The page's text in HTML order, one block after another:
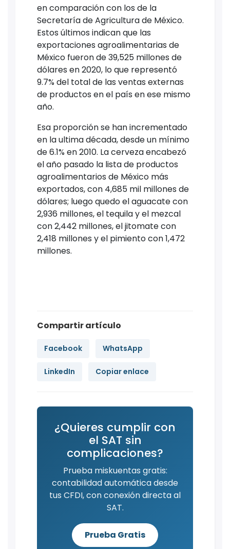
en comparación con los de la
Secretaría de Agricultura de México.
Estos últimos indican que las
exportaciones agroalimentarias de
México fueron de 39,525 millones de
dólares en 2020, lo que representó
9.7% del total de las ventas externas
de productos en el país en ese mismo
año.
Esa proporción se han incrementado
en la ultima década, desde un mínimo
de 6.1% en 2010. La cerveza encabezó
el año pasado la lista de productos
agroalimentarios de México más
exportados, con 4,685 mil millones de
dólares; luego quedo el aguacate con
2,936 millones, el tequila y el mezcal
con 2,442 millones, el jitomate con
2,418 millones y el pimiento con 1,472
millones.
Compartir artículo
Facebook WhatsApp
LinkedIn Copiar enlace
¿Quieres cumplir con
el SAT sin
complicaciones?
Prueba miskuentas gratis:
contabilidad automática desde
tus CFDI, con conexión directa al
SAT.
Prueba Gratis